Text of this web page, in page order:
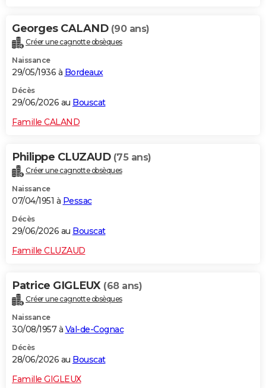
Georges CALAND (90 ans)
Créer une cagnotte obsèques
Naissance
29/05/1936 à Bordeaux
Décès
29/06/2026 au Bouscat
Famille CALAND
Philippe CLUZAUD (75 ans)
Créer une cagnotte obsèques
Naissance
07/04/1951 à Pessac
Décès
29/06/2026 au Bouscat
Famille CLUZAUD
Patrice GIGLEUX (68 ans)
Créer une cagnotte obsèques
Naissance
30/08/1957 à Val-de-Cognac
Décès
28/06/2026 au Bouscat
Famille GIGLEUX